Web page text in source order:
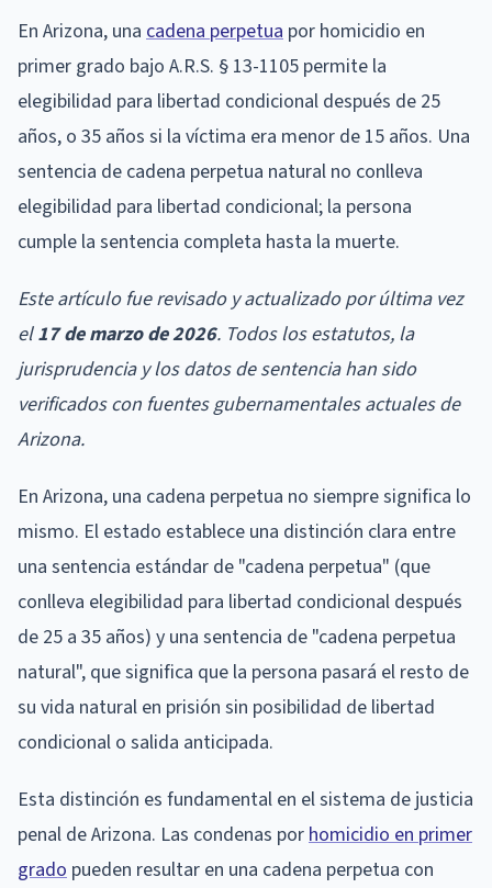
En Arizona, una cadena perpetua por homicidio en
primer grado bajo A.R.S. § 13-1105 permite la
elegibilidad para libertad condicional después de 25
años, o 35 años si la víctima era menor de 15 años. Una
sentencia de cadena perpetua natural no conlleva
elegibilidad para libertad condicional; la persona
cumple la sentencia completa hasta la muerte.
Este artículo fue revisado y actualizado por última vez
el17 de marzo de 2026. Todos los estatutos, la
jurisprudencia y los datos de sentencia han sido
verificados con fuentes gubernamentales actuales de
Arizona.
En Arizona, una cadena perpetua no siempre significa lo
mismo. El estado establece una distinción clara entre
una sentencia estándar de "cadena perpetua" (que
conlleva elegibilidad para libertad condicional después
de 25 a 35 años) y una sentencia de "cadena perpetua
natural", que significa que la persona pasará el resto de
su vida natural en prisión sin posibilidad de libertad
condicional o salida anticipada.
Esta distinción es fundamental en el sistema de justicia
penal de Arizona. Las condenas por homicidio en primer
grado pueden resultar en una cadena perpetua con